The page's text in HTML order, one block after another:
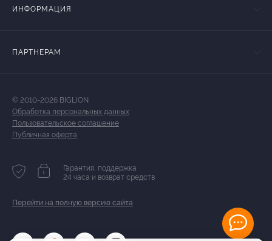
ИНФОРМАЦИЯ
ПАРТНЕРАМ
© 2010-2026 BIGLION
Обработка персональных данных
Пользовательское соглашение
Публичная оферта
Гарантия, поддержка
24 часа и возврат средств
Перейти на полную версию сайта